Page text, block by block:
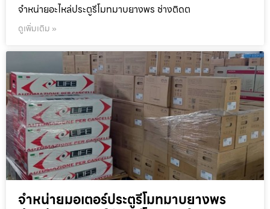
จำหน่ายอะไหล่ประตูรีโมทมาบยางพร ช่างติดต
ดูเพิ่มเติม »
จำหน่ายมอเตอร์ประตูรีโมทมาบยางพร